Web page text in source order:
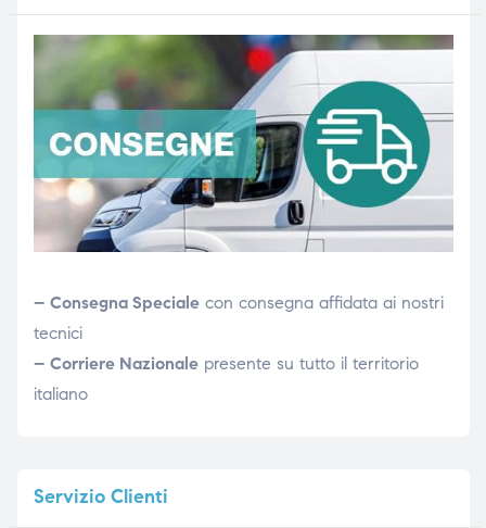
– Consegna Specialecon consegna affidata ai nostri
tecnici
– Corriere Nazionalepresente su tutto il territorio
italiano
ServizioClienti